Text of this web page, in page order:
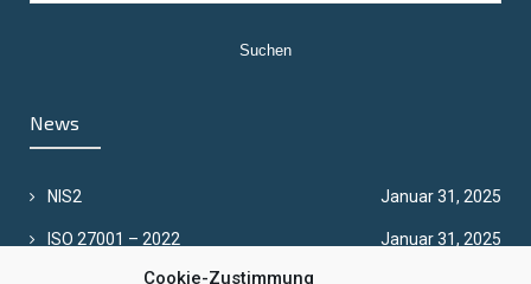
Cookie-Zustimmung
News
NIS2 Januar 31, 2025
ISO 27001 – 2022 Januar 31, 2025